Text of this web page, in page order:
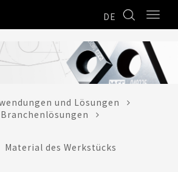
DE
und Lösungen
Branchenlösungen
Material des Werkstücks